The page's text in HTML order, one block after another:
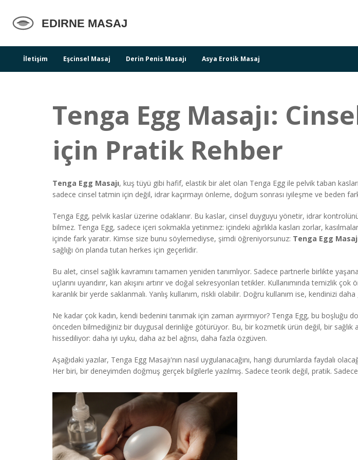
İletişim Eşcinsel Masaj Derin Penis Masajı Asya Erotik Masaj
Tenga Egg Masajı:
için Pratik Rehber
Tenga Egg Masajı, kuş tüyü gibi hafif, elastik bir alet olan Tenga Egg ile pelvik taban
sadece cinsel tatmin için değil, idrar kaçırmayı önleme, doğum sonrası iyileşme ve beden
Tenga Egg, pelvik kaslar üzerine odaklanır. Bu kaslar, cinsel duyguyu yönetir, idrar kontrolünü
bilmez. Tenga Egg, sadece içeri sokmakla yetinmez: içindeki ağırlıkla kasları zorlar,
içinde fark yaratır. Kimse size bunu söylemediyse, şimdi öğreniyorsunuz: Tenga Egg
sağlığı ön planda tutan herkes için geçerlidir.
Bu alet, cinsel sağlık kavramını tamamen yeniden tanımlıyor. Sadece partnerle birlikte
uçlarını uyandırır, kan akışını artırır ve doğal sekresyonları tetikler. Kullanımında temizlik
karanlık bir yerde saklanmalı. Yanlış kullanım, riskli olabilir. Doğru kullanım ise, kendinizi
Ne kadar çok kadın, kendi bedenini tanımak için zaman ayırmıyor? Tenga Egg, bu
önceden bilmediğiniz bir duygusal derinliğe götürüyor. Bu, bir kozmetik ürün değil, bir sağlık
hissediliyor: daha iyi uyku, daha az bel ağrısı, daha fazla özgüven.
Aşağıdaki yazılar, Tenga Egg Masajı'nın nasıl uygulanacağını, hangi durumlarda faydalı
Her biri, bir deneyimden doğmuş gerçek bilgilerle yazılmış. Sadece teorik değil, pratik.